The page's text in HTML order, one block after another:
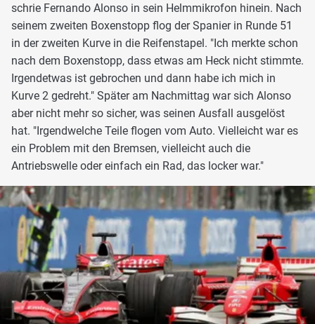
schrie Fernando Alonso in sein Helmmikrofon hinein. Nach
seinem zweiten Boxenstopp flog der Spanier in Runde 51
in der zweiten Kurve in die Reifenstapel. "Ich merkte schon
nach dem Boxenstopp, dass etwas am Heck nicht stimmte.
Irgendetwas ist gebrochen und dann habe ich mich in
Kurve 2 gedreht." Später am Nachmittag war sich Alonso
aber nicht mehr so sicher, was seinen Ausfall ausgelöst
hat. "Irgendwelche Teile flogen vom Auto. Vielleicht war es
ein Problem mit den Bremsen, vielleicht auch die
Antriebswelle oder einfach ein Rad, das locker war."